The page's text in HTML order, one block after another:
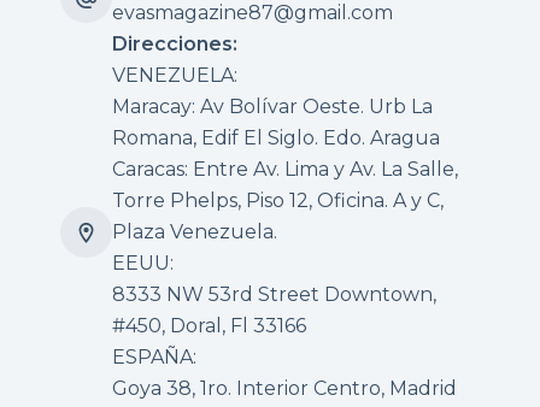
evasmagazine87@gmail.com
Direcciones:
VENEZUELA:
Maracay: Av Bolívar Oeste. Urb La
Romana, Edif El Siglo. Edo. Aragua
Caracas: Entre Av. Lima y Av. La Salle,
Torre Phelps, Piso 12, Oficina. A y C,
Plaza Venezuela.
EEUU:
8333 NW 53rd Street Downtown,
#450, Doral, Fl 33166
ESPAÑA:
Goya 38, 1ro. Interior Centro, Madrid